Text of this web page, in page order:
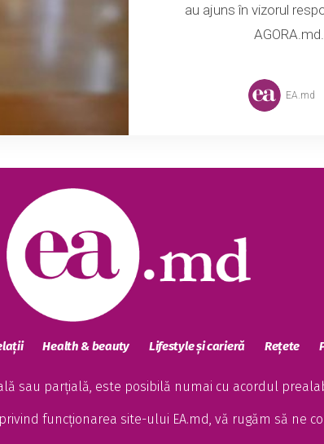
au ajuns în vizorul
EA.md
Health & beauty Lifestyle și carieră Rețete
sau parțială, este posibilă numai cu acordul
funcționarea site-ului EA.md, vă rugăm să ne